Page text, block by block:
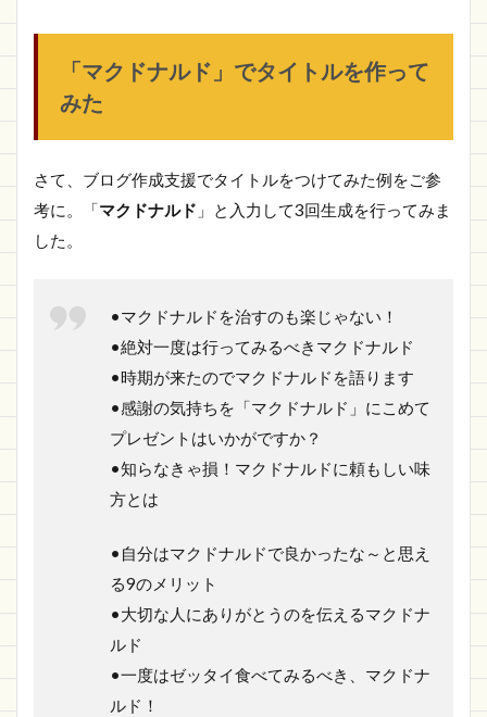
「マクドナルド」でタイトルを作って
みた
さて、ブログ作成支援でタイトルをつけてみた例をご参
考に。「マクドナルド 」と入力して3回生成を行ってみま
した。
•マクドナルドを治すのも楽じゃない！
•絶対一度は行ってみるべきマクドナルド
•時期が来たのでマクドナルドを語ります
•感謝の気持ちを「マクドナルド」にこめて
プレゼントはいかがですか？
•知らなきゃ損！マクドナルドに頼もしい味
方とは
•自分はマクドナルドで良かったな～と思え
る9のメリット
•大切な人にありがとうのを伝えるマクドナ
ルド
•一度はゼッタイ食べてみるべき、マクドナ
ルド！